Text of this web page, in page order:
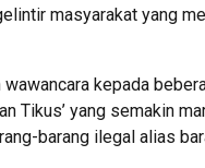
masyarakat yang
kepada
Tikus’ yang semakin
barang ilegal alias